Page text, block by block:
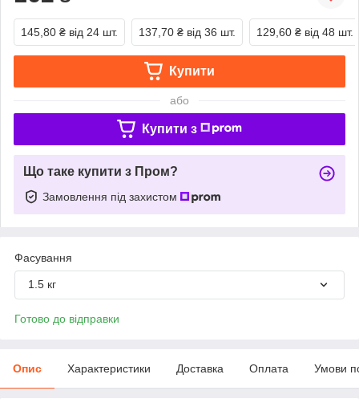
145,80 ₴ від 24 шт. 137,70 ₴ від 36 шт. 129,60 ₴ від 48 шт.
Купити
або
Купити з
Що таке купити з Пром?
Замовлення під захистом
Фасування
1.5 кг
Готово до відправки
Опис Характеристики Доставка Оплата Умови